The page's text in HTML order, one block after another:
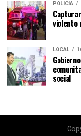
POLICÍA
violento
LOCAL
social